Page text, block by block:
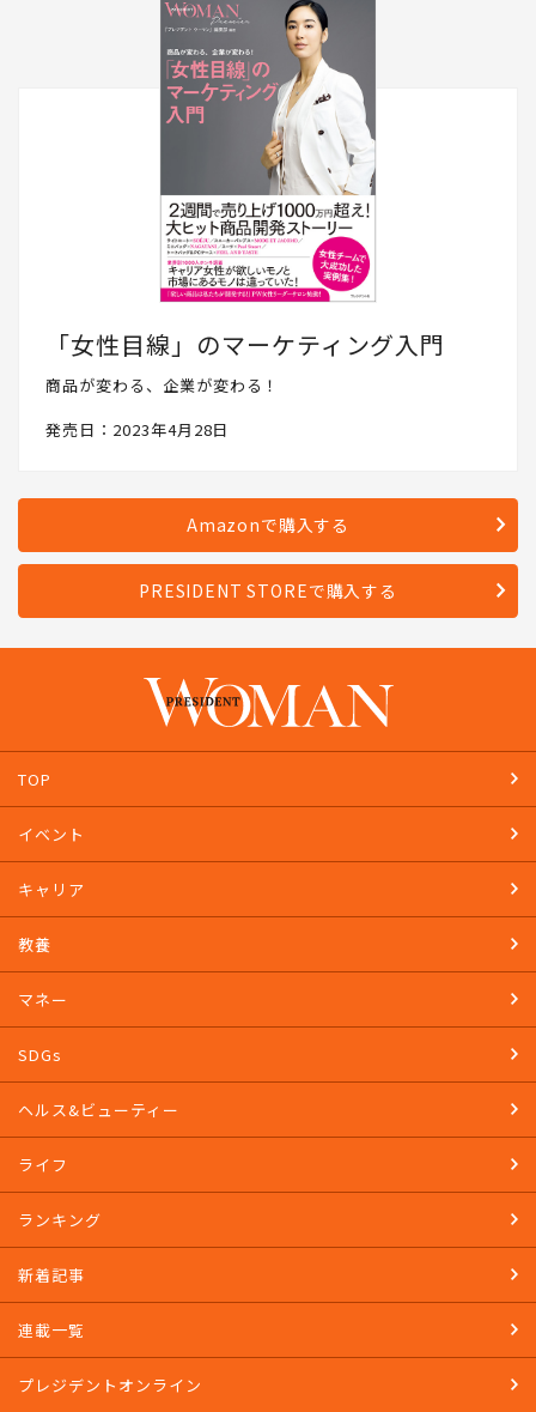
「女性目線」のマーケティング入門
商品が変わる、企業が変わる！
発売日：2023年4月28日
Amazonで購入する
PRESIDENT STOREで購入する
TOP
イベント
キャリア
教養
マネー
SDGs
ヘルス&ビューティー
ライフ
ランキング
新着記事
連載一覧
プレジデントオンライン